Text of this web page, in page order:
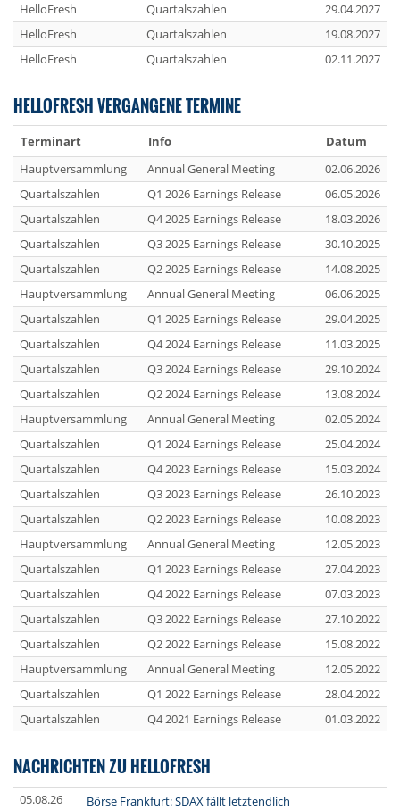
HelloFresh
Quartalszahlen
29.04.2027
HelloFresh
Quartalszahlen
19.08.2027
HelloFresh
Quartalszahlen 02.11.2027
HELLOFRESH VERGANGENE TERMINE
Terminart Info
Datum
Hauptversammlung
Annual General Meeting
02.06.2026
Quartalszahlen
Q1 2026 Earnings Release
06.05.2026
Quartalszahlen
Q4 2025 Earnings Release
18.03.2026
Quartalszahlen
Q3 2025 Earnings Release
30.10.2025
Quartalszahlen
Q2 2025 Earnings Release
14.08.2025
Hauptversammlung
Annual General Meeting
06.06.2025
Quartalszahlen
Q1 2025 Earnings Release
29.04.2025
Quartalszahlen
Q4 2024 Earnings Release
11.03.2025
Quartalszahlen
Q3 2024 Earnings Release
29.10.2024
Quartalszahlen
Q2 2024 Earnings Release
13.08.2024
Hauptversammlung
Annual General Meeting
02.05.2024
Quartalszahlen
Q1 2024 Earnings Release
25.04.2024
Quartalszahlen
Q4 2023 Earnings Release
15.03.2024
Quartalszahlen
Q3 2023 Earnings Release
26.10.2023
Quartalszahlen
Q2 2023 Earnings Release
10.08.2023
Hauptversammlung
Annual General Meeting
12.05.2023
Quartalszahlen
Q1 2023 Earnings Release
27.04.2023
Quartalszahlen
Q4 2022 Earnings Release
07.03.2023
Quartalszahlen
Q3 2022 Earnings Release
27.10.2022
Quartalszahlen
Q2 2022 Earnings Release
15.08.2022
Hauptversammlung
Annual General Meeting
12.05.2022
Quartalszahlen
Q1 2022 Earnings Release
28.04.2022
Quartalszahlen
Q4 2021 Earnings Release 01.03.2022
NACHRICHTEN ZU HELLOFRESH
05.08.26
Börse Frankfurt: SDAX fällt letztendlich